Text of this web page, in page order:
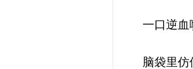
一口逆血
脑袋里仿